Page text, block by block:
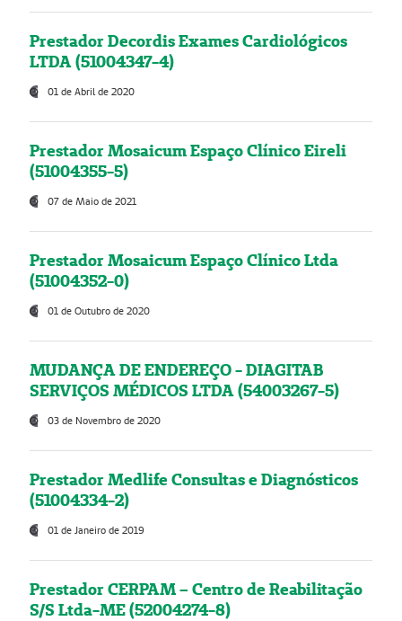
Prestador Decordis Exames Cardiológicos
LTDA (51004347-4)
01 de Abril de 2020
Prestador Mosaicum Espaço Clínico Eireli
(51004355-5)
07 de Maio de 2021
Prestador Mosaicum Espaço Clínico Ltda
(51004352-0)
01 de Outubro de 2020
MUDANÇA DE ENDEREÇO - DIAGITAB
SERVIÇOS MÉDICOS LTDA (54003267-5)
03 de Novembro de 2020
Prestador Medlife Consultas e Diagnósticos
(51004334-2)
01 de Janeiro de 2019
Prestador CERPAM – Centro de Reabilitação
S/S Ltda-ME (52004274-8)